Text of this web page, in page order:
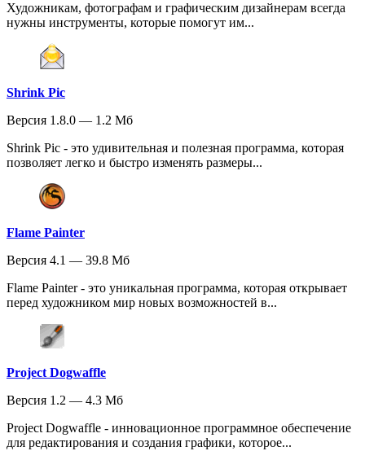
Художникам, фотографам и графическим дизайнерам всегда
нужны инструменты, которые помогут им...
Shrink Pic
Версия 1.8.0 — 1.2 Мб
Shrink Pic - это удивительная и полезная программа, которая
позволяет легко и быстро изменять размеры...
Flame Painter
Версия 4.1 — 39.8 Мб
Flame Painter - это уникальная программа, которая открывает
перед художником мир новых возможностей в...
Project Dogwaffle
Версия 1.2 — 4.3 Мб
Project Dogwaffle - инновационное программное обеспечение
для редактирования и создания графики, которое...